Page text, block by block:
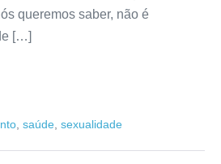
queremos saber, não é
[…]
saúde sexualidade